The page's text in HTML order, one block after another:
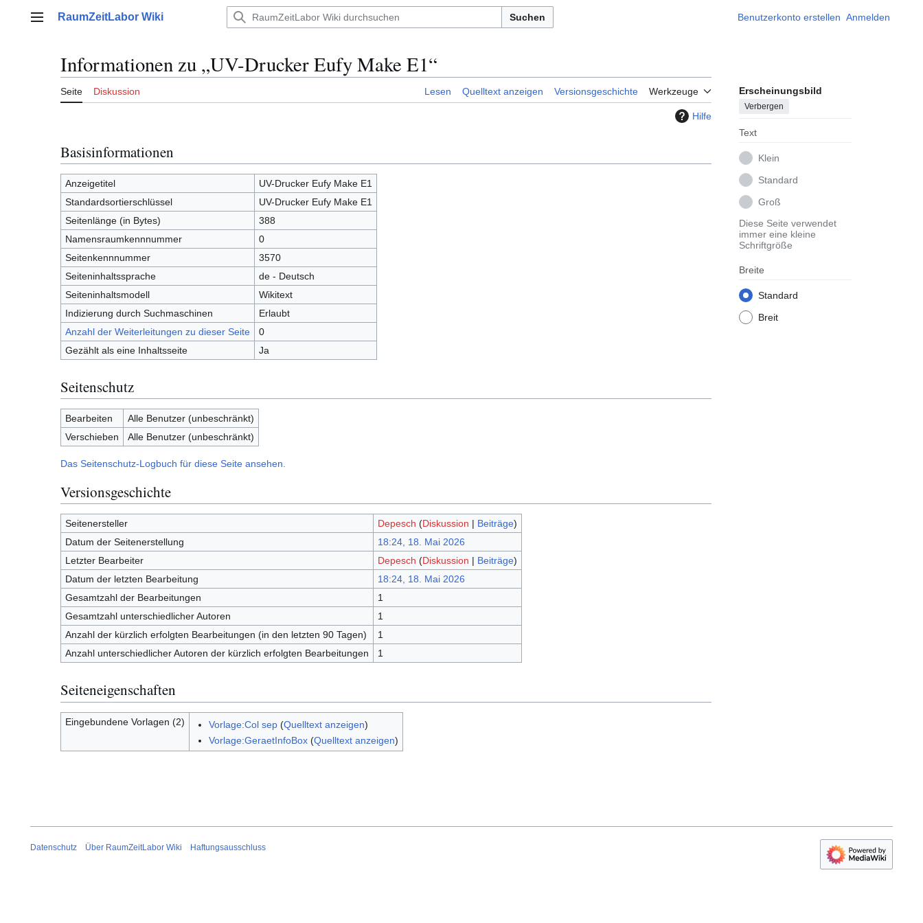
Hauptmenü
RaumZeitLabor Wiki Suchen Benutzerkonto erstellen Anmelden
Informationen zu „UV-Drucker Eufy Make E1“
Seite Diskussion Lesen Quelltext anzeigen Versionsgeschichte Werkzeuge Erscheinungsbild
Verbergen
Text
Klein
Standard
Groß
Diese Seite verwendet
immer eine kleine
Schriftgröße
Breite
Standard
Breit
Hilfe
Basisinformationen
Anzeigetitel
UV-Drucker Eufy Make E1
Standardsortierschlüssel
UV-Drucker Eufy Make E1
Seitenlänge (in Bytes)
388
Namensraumkennnummer
0
Seitenkennnummer
3570
Seiteninhaltssprache
de - Deutsch
Seiteninhaltsmodell
Wikitext
Indizierung durch Suchmaschinen
Erlaubt
Anzahl der Weiterleitungen zu dieser Seite
0
Gezählt als eine Inhaltsseite
Ja
Seitenschutz
Bearbeiten
Alle Benutzer (unbeschränkt)
Verschieben
Alle Benutzer (unbeschränkt)
Das Seitenschutz-Logbuch für diese Seite ansehen.
Versionsgeschichte
Seitenersteller Depesch (Diskussion | Beiträge)
Datum der Seitenerstellung
18:24, 18. Mai 2026
Letzter Bearbeiter
Depesch (Diskussion | Beiträge)
Datum der letzten Bearbeitung
18:24, 18. Mai 2026
Gesamtzahl der Bearbeitungen
1
Gesamtzahl unterschiedlicher Autoren
1
Anzahl der kürzlich erfolgten Bearbeitungen (in den letzten 90 Tagen)
1
Anzahl unterschiedlicher Autoren der kürzlich erfolgten Bearbeitungen
1
Seiteneigenschaften
Eingebundene Vorlagen (2) Vorlage:Col sep(Quelltext anzeigen)
Vorlage:GeraetInfoBox(Quelltext anzeigen)
Datenschutz Über RaumZeitLabor Wiki Haftungsausschluss